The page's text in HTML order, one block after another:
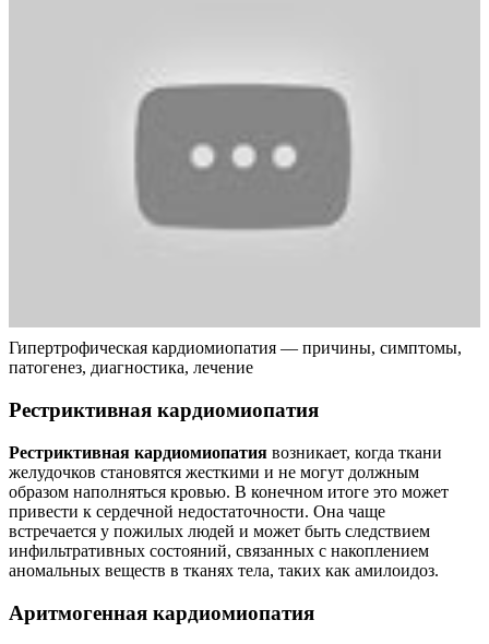
Гипертрофическая кардиомиопатия — причины, симптомы,
патогенез, диагностика, лечение
Рестриктивная кардиомиопатия
Рестриктивная кардиомиопатия возникает, когда ткани
желудочков становятся жесткими и не могут должным
образом наполняться кровью. В конечном итоге это может
привести к сердечной недостаточности. Она чаще
встречается у пожилых людей и может быть следствием
инфильтративных состояний, связанных с накоплением
аномальных веществ в тканях тела, таких как амилоидоз.
Аритмогенная кардиомиопатия